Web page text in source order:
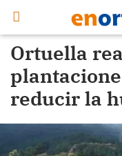
Ortuella
reducir la